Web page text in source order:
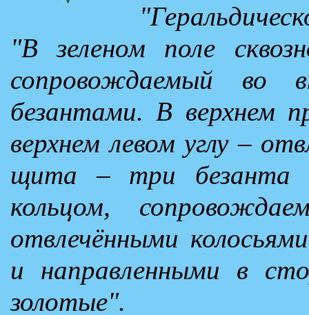
"В зеленом поле
сопровождаемый во
безантами. В верхнем
верхнем левом углу –
щита – три безанта
кольцом,
отвлечёнными
и направленными в
золотые".